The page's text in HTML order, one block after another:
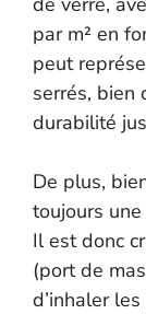
par m² en
peut
serrés, bien
durabilité
De plus,
toujours
Il est donc
(port de
d’inhaler